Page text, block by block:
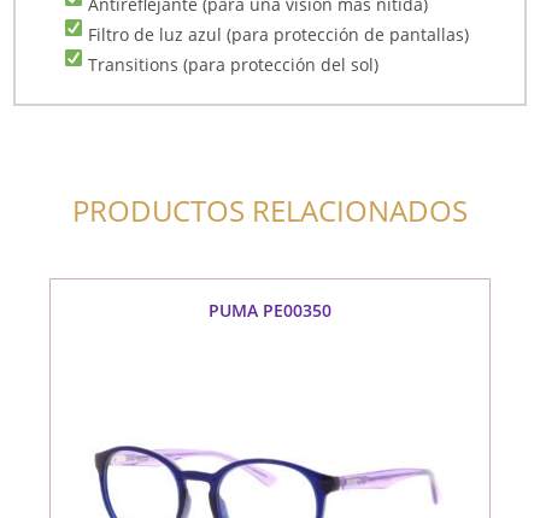
Filtro de luz azul (para protección de pantallas)
Transitions (para protección del sol)
PRODUCTOS RELACIONADOS
PUMA PE00350